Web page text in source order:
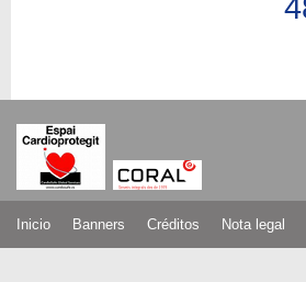
Inicio Banners Créditos Nota legal